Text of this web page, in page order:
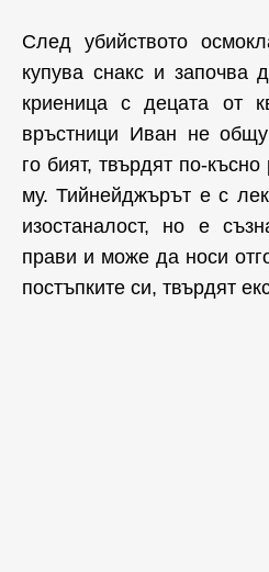
След убийството
купува снакс и започва
криеница с децата от
връстници Иван не
го бият, твърдят по-късно
му. Тийнейджърът е с
изостаналост, но е
прави и може да носи
постъпките си, твърдят